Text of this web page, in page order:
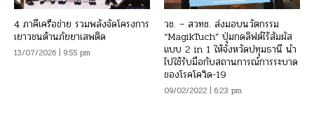
4 ภาคีเครือข่าย รวมพลังจัดโครงการ
เยาวชนต้านภัยยาเสพติด
13/07/2026 | 9:55 pm
วช. – สวทช. ส่งมอบนวัตกรรม
“MagikTuch” ปุ่มกดลิฟต์ไร้สัมผัส
แบบ 2 in 1 ให้จังหวัดปทุมธานี นำ
ไปใช้รับมือกับสถานการณ์การระบาด
ของโรคโควิด-19
09/02/2022 | 6:23 pm